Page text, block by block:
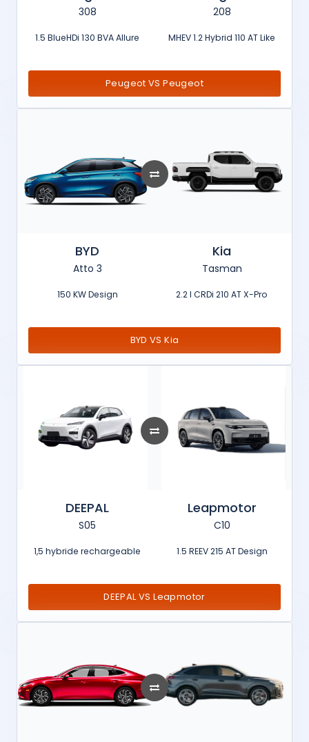
308
1.5 BlueHDi 130 BVA Allure
208
MHEV 1.2 Hybrid 110 AT Like
Peugeot VS Peugeot
BYD
Atto 3
150 KW Design
Kia
Tasman
2.2 l CRDi 210 AT X-Pro
BYD VS Kia
DEEPAL
S05
1,5 hybride rechargeable
Leapmotor
C10
1.5 REEV 215 AT Design
DEEPAL VS Leapmotor